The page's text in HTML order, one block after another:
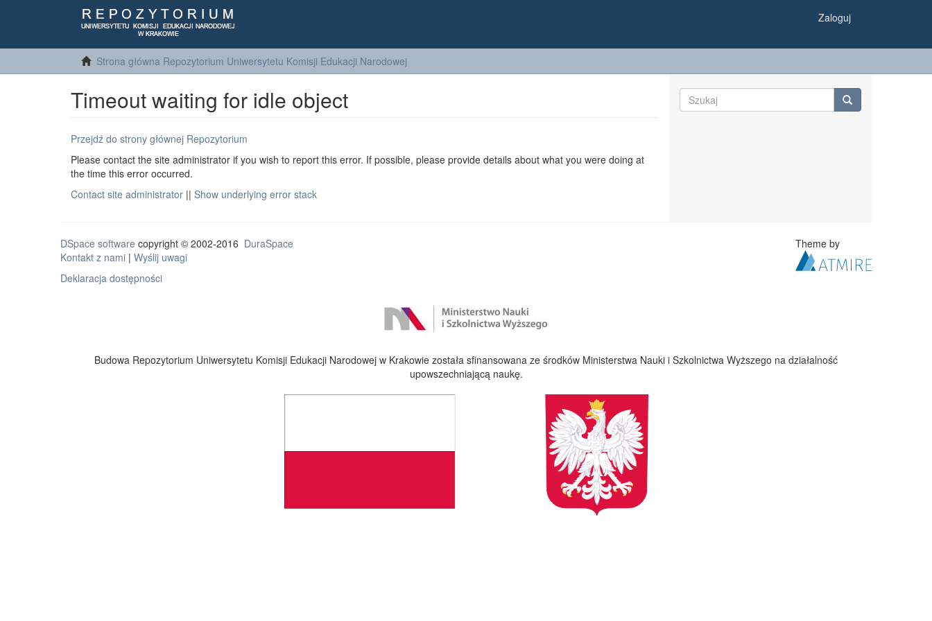
Zaloguj
Strona główna Repozytorium Uniwersytetu Komisji Edukacji Narodowej
Timeout waiting for idle object
Przejdź do strony głównej Repozytorium
Please contact the site administrator if you wish to report this error. If possible, please provide details about what you were doing at
the time this error occurred.
Contact site administrator || Show underlying error stack
DSpace software copyright © 2002-2016 DuraSpace
Kontakt z nami | Wyślij uwagi
Deklaracja dostępności
Theme by
Budowa Repozytorium Uniwersytetu Komisji Edukacji Narodowej w Krakowie została sfinansowana ze środków Ministerstwa Nauki i Szkolnictwa Wyższego na działalność
upowszechniającą naukę.